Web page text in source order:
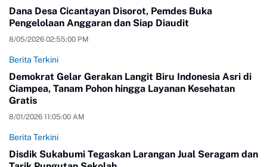
Dana Desa Cicantayan Disorot, Pemdes Buka
Pengelolaan Anggaran dan Siap Diaudit
8/05/2026 02:55:00 PM
Berita Terkini
Demokrat Gelar Gerakan Langit Biru Indonesia Asri di
Ciampea, Tanam Pohon hingga Layanan Kesehatan
Gratis
8/01/2026 11:05:00 AM
Berita Terkini
Disdik Sukabumi Tegaskan Larangan Jual Seragam dan